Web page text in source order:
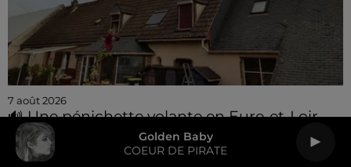
Golden Baby
COEUR DE PIRATE
7 août 2026
🔊 Une pénichette volante en Eure-et-Loir